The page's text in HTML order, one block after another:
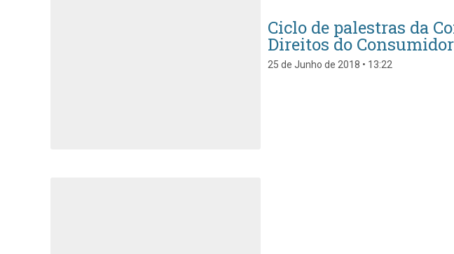
Ciclo de palestras da
Direitos do
25 de Junho de 2018 • 13:22